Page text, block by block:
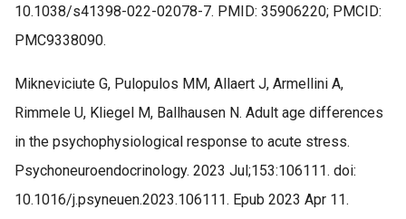
10.1038/s41398-022-02078-7. PMID: 35906220; PMCID:
PMC9338090.
Mikneviciute G, Pulopulos MM, Allaert J, Armellini A,
Rimmele U, Kliegel M, Ballhausen N. Adult age differences
in the psychophysiological response to acute stress.
Psychoneuroendocrinology. 2023 Jul;153:106111. doi:
10.1016/j.psyneuen.2023.106111. Epub 2023 Apr 11.